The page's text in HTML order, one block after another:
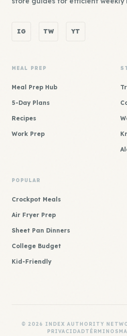
IG TW YT
MEAL PREP
Meal Prep Hub
5-Day Plans
Recipes
Work Prep
POPULAR
Crockpot Meals
Air Fryer Prep
Sheet Pan Dinners
College Budget
Kid-Friendly
© 2026 INDEX AUTHORITY
PRIVACIDADTÉRMINOS